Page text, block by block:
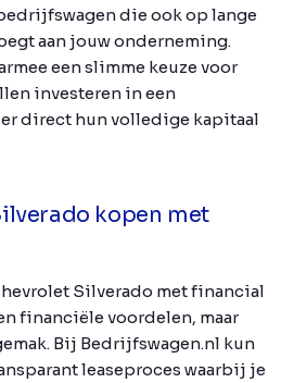
die ook op lange
aan jouw onderneming.
een slimme keuze voor
investeren in een
direct hun volledige kapitaal
kopen met
Silverado met financial
financiële voordelen, maar
Bij Bedrijfswagen.nl kun
leaseproces waarbij je